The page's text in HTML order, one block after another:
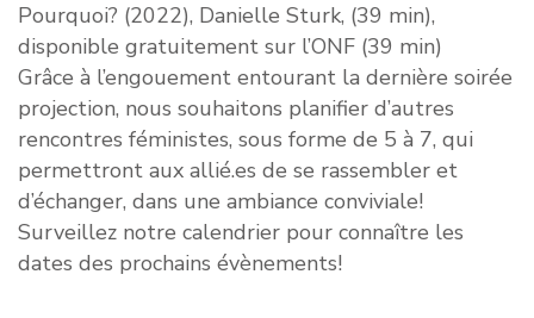
Pourquoi? (2022), Danielle Sturk, (39 min),
disponible gratuitement sur l’ONF (39 min)
Grâce à l’engouement entourant la dernière soirée
projection, nous souhaitons planifier d’autres
rencontres féministes, sous forme de 5 à 7, qui
permettront aux allié.es de se rassembler et
d’échanger, dans une ambiance conviviale!
Surveillez notre calendrier pour connaître les
dates des prochains évènements!